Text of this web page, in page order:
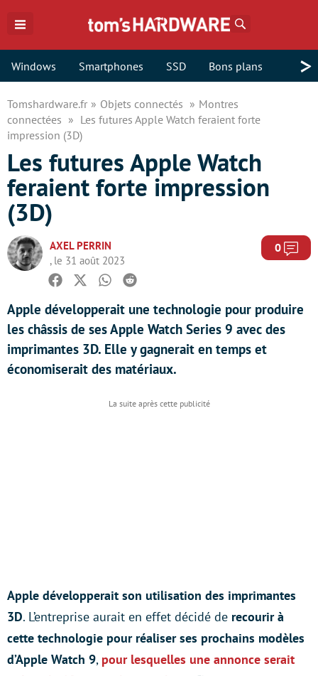
Windows Smartphones SSD Bons plans >
Tomshardware.fr Objets connectés
Montres
connectées
Les futures Apple Watch feraient forte
impression (3D)
Les futures Apple Watch
feraient forte impression
(3D)
AXEL PERRIN
, le 31 août 2023
0
Facebook
TwitterWhatsapp
Reddit
Apple développerait une technologie pour produire
les châssis de ses Apple Watch Series 9 avec des
imprimantes 3D. Elle y gagnerait en temps et
économiserait des matériaux.
Apple développerait son utilisation des imprimantes
3D. L’entreprise aurait en effet décidé de recourir à
cette technologie pour réaliser ses prochains modèles
d’Apple Watch 9, pour lesquelles une annonce serait